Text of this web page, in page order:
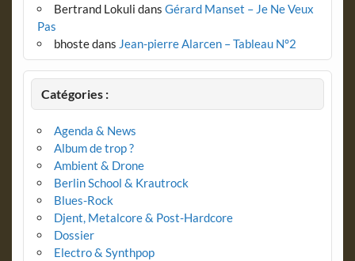
Bertrand Lokuli dans Gérard Manset – Je Ne Veux
Pas
bhostedans Jean-pierre Alarcen – Tableau N°2
Catégories :
Agenda & News
Album de trop ?
Ambient & Drone
Berlin School & Krautrock
Blues-Rock
Djent, Metalcore & Post-Hardcore
Dossier
Electro & Synthpop